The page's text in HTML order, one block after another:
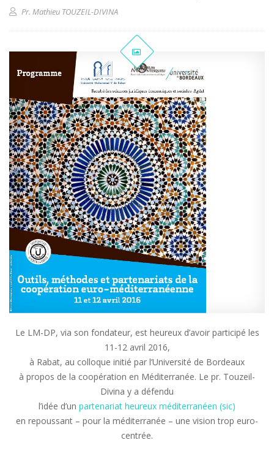
Pr. Mathieu TOUZEIL-DIVINA
Le LM-DP, via son fondateur, est heureux d’avoir participé les
11-12 avril 2016,
à Rabat, au colloque initié par l’Université de Bordeaux
à propos de la coopération en Méditerranée. Le pr. Touzeil-
Divina y a défendu
l’idée d’un partenariat heureux méditerranéen (sic)
en repoussant – pour la méditerranée – une vision trop euro-
centrée.